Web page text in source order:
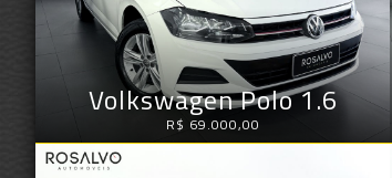
Volkswagen Polo 1.6
R$ 69.000,00